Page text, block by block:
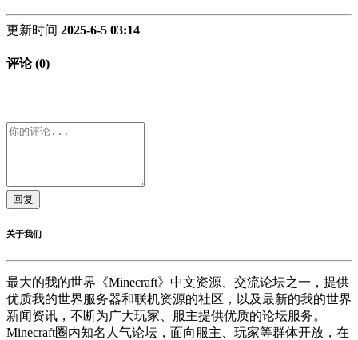
更新时间 2025-6-5 03:14
评论 (0)
回复
关于我们
最大的我的世界《Minecraft》中文资源、交流论坛之一，提供
优质我的世界服务器和联机资源的社区，以及最新的我的世界
新闻资讯，不断为广大玩家、服主提供优质的论坛服务。
Minecraft圈内知名人气论坛，面向服主、玩家等群体开放，在